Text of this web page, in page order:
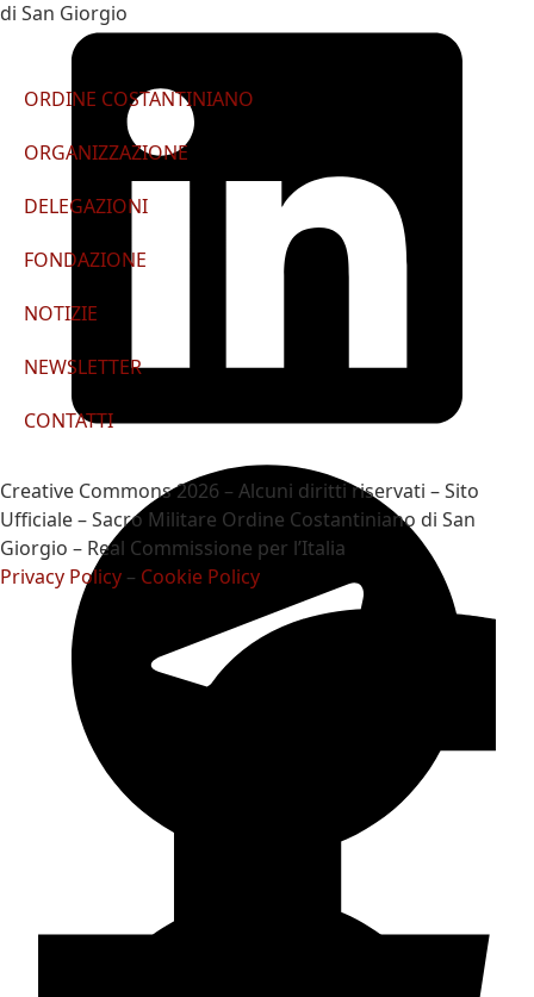
di San Giorgio
ORDINE COSTANTINIANO
ORGANIZZAZIONE
DELEGAZIONI
FONDAZIONE
NOTIZIE
NEWSLETTER
CONTATTI
Creative Commons 2026 – Alcuni diritti riservati – Sito
Ufficiale – Sacro Militare Ordine Costantiniano di San
Giorgio – Real Commissione per l’Italia
Privacy Policy – Cookie Policy